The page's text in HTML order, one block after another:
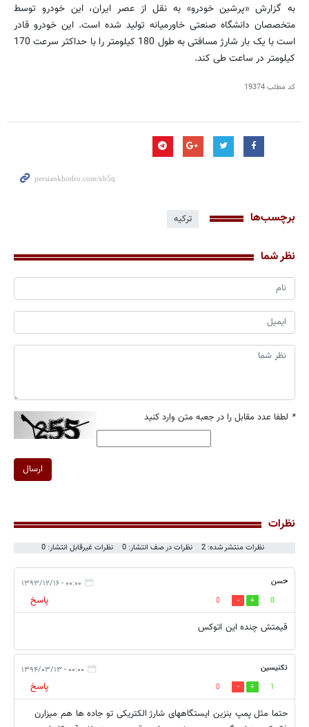
به گزارش «پرشین خودرو» به نقل از عصر ایران، این خودرو توسط
متخصصان دانشگاه صنعتی خاورمیانه تولید شده است. این خودرو قادر
است با یک بار شارژ مسافتی به طول 180 کیلومتر را با حداکثر سرعت 170
کیلومتر در ساعت طی کند.
کد مطلب19374
برچسب‌ها ترکیه
نظر شما
* لطفا عدد مقابل را در جعبه متن وارد کنید
ارسال
نظرات
نظرات منتشر شده: 2 نظرات در صف انتشار: 0 نظرات غیرقابل انتشار: 0
حسن ۰۰:۰۰ - ۱۳۹۳/۱۲/۱۶
0
0
پاسخ
قیمتش چنده این اتوکس
تکنیسین ۰۰:۰۰ - ۱۳۹۴/۰۳/۱۳
1
0
پاسخ
حتما مثل پمپ بنزین ایستگاههای شارژ الکتریکی تو جاده ها هم میزارن